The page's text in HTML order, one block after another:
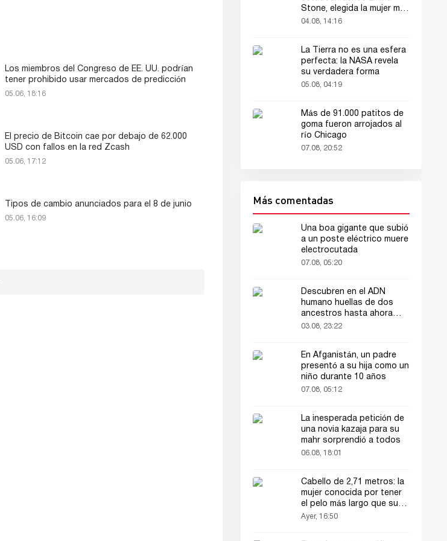
Los miembros del Congreso de EE. UU. podrían
tener prohibido usar mercados de predicción
05.06, 18:16
El precio de Bitcoin cae por debajo de 62.000
USD con fallos en la red Zcash
05.06, 17:12
Tipos de cambio anunciados para el 8 de junio
05.06, 16:09
Stone, elegida la mujer más
bella del mundo
04.08, 14:16
La Tierra no es una esfera
perfecta: la NASA revela
su verdadera forma
05.08, 04:19
Más de 91.000 patitos de
goma fueron arrojados al
río Chicago
07.08, 20:52
Más comentadas
Una boa gigante que subió
a un poste eléctrico muere
electrocutada
07.08, 05:20
Descubren en el ADN
humano huellas de dos
ancestros hasta ahora
desconocidos
03.08, 23:22
En Afganistán, un padre
presentó a su hija como un
niño durante 10 años
07.08, 05:12
La inesperada petición de
una novia kazaja para su
mahr sorprendió a todos
06.08, 18:01
Cabello de 2,71 metros: la
mujer conocida por tener
el pelo más largo que su
estatura vuelve a ser
Ayer, 16:50